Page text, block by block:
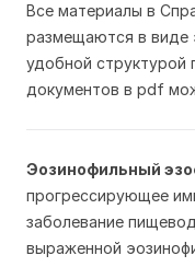
Все материалы в
размещаются в виде
удобной структурой
документов в pdf
Эозинофильный
прогрессирующее
заболевание
выраженной